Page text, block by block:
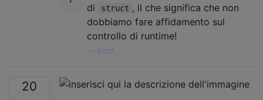
di
struct , il che significa che non
dobbiamo fare affidamento sul
controllo di runtime!
Scott,
20